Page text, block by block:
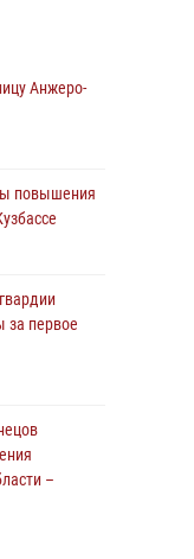
поздравил
в силу новый
ранения
Анжеро-
повышения
за первое
–